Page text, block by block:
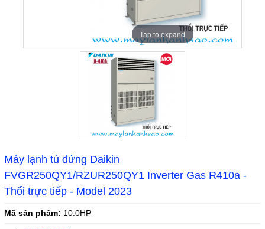
Tap to expand
Máy lạnh tủ đứng Daikin
FVGR250QY1/RZUR250QY1 Inverter Gas R410a -
Thổi trực tiếp - Model 2023
Mã sản phẩm: 10.0HP